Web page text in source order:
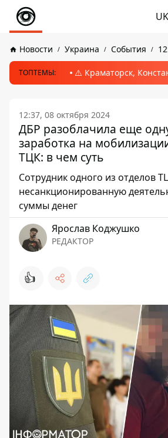
UK
Новости Украина События
ТОПТЕМЫ: ⚠️ Краматорск,
12:37, 08 октября 2024
ДБР разоблачила еще
заработка на
ТЦК: в чем суть
Сотрудник одного из отделов
несанкционированную
суммы денег
Ярослав Коджушко
РЕДАКТОР
👍